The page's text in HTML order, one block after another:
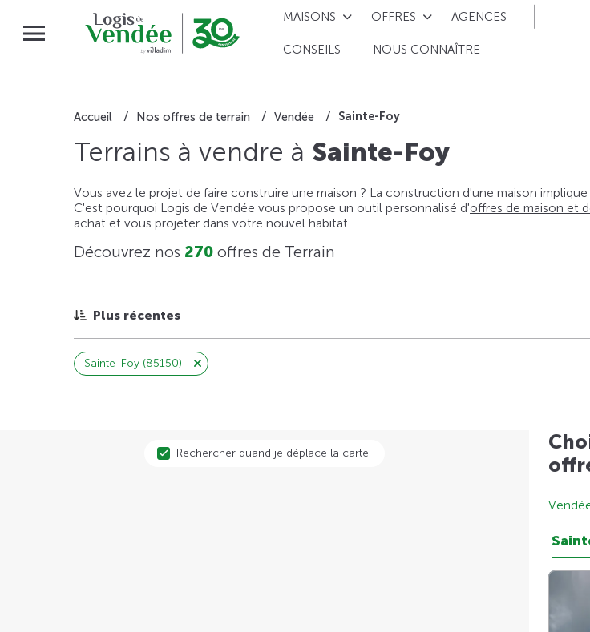
MAISONS OFFRES AGENCES
CONSEILS NOUS CONNAÎTRE
Accueil Nos offres de terrain Vendée Sainte-Foy
Terrains à vendre à Sainte-Foy
Vous avez le projet de faire construire une maison ? La construction d'une maison
C'est pourquoi Logis de Vendée vous propose un outil personnalisé d'offres de maison et
achat et vous projeter dans votre nouvel habitat.
Découvrez nos 270 offres de Terrain
Plus récentes
Sainte-Foy (85150)
Rechercher quand je déplace la carte